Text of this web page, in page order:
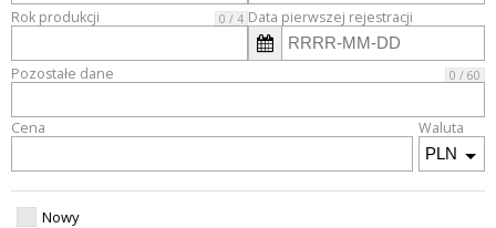
Rok produkcji 0 / 4 Data pierwszej rejestracji
Pozostałe dane 0 / 60
Cena Waluta
Nowy